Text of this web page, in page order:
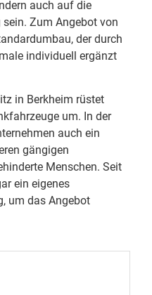
auch auf die
Zum Angebot von
der durch
individuell ergänzt
in Berkheim rüstet
um. In der
auch ein
gängigen
Menschen. Seit
ein eigenes
um das Angebot